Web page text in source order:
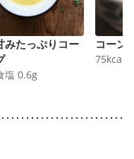
みたっぷりコー
塩 0.6g
コーン
75kcal